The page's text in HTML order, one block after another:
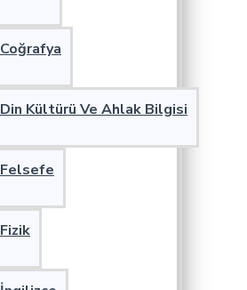
Coğrafya
Din Kültürü Ve Ahlak Bilgisi
Felsefe
Fizik